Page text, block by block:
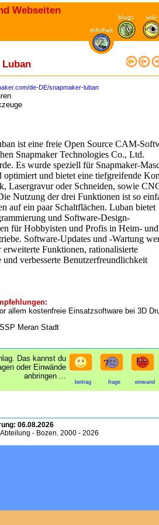
Webseiten
Luban
de-DE/snapmaker-luban
ist eine freie Open Source CAM-
Snapmaker Technologies Co., Ltd.
Es wurde speziell für Snapmaker-
optimiert und bietet eine tiefgreifende
Lasergravur oder Schneiden, sowie
Nutzung der drei Funktionen ist so
auf ein paar Schaltflächen. Luban bietet
und Software-Design-
für Hobbyisten und Profis in Heim- und
Software-Updates und -Wartung
erweiterte Funktionen, rationalisierte
und verbesserte Benutzerfreundlichkeit
allem kostenfreie Einsatzsoftware bei 3D
Meran Stadt
Das kannst du
oder Einwände
anbringen ...
beitrag frage einwand
06.08.2026
- Bozen. 2000 - 2026